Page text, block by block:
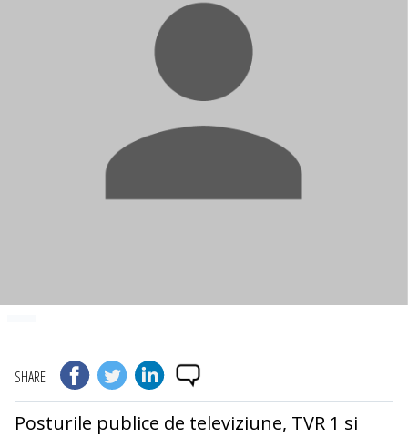
SHARE
Posturile publice de televiziune, TVR 1 si